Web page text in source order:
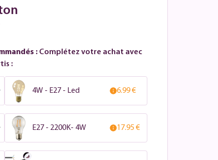
: Complétez votre achat avec
:
4W - E27 - Led 6.99 €
E27 - 2200K- 4W 17.95 €